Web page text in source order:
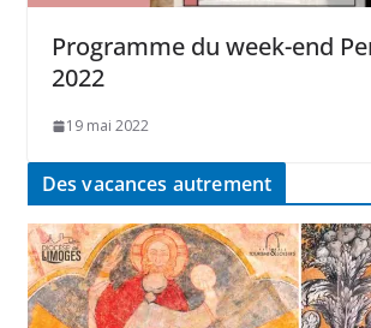
Programme du week-end
2022
19 mai 2022
Des vacances autrement